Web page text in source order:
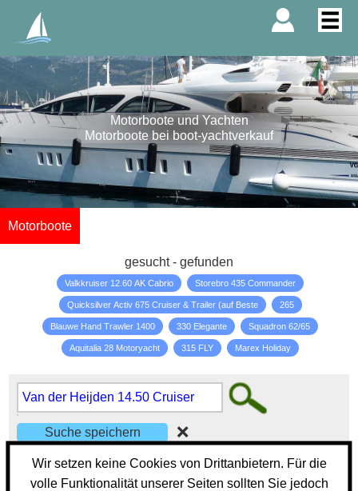
Motorboote und Yachten
Motorboote bei boot-yachtverkauf
Motorboote
gesucht - gefunden
Valkkruiser 12.60 AK Cabrio Storebro 435 Commander
Quicksilver Activ 675 Cruiser & Trailer (auf Beste 265
Blauwe Hand Trawler 1400 330 Elegante Squadron 62/65
Aquitalia 28 Motoryacht 315 FLY Marex Holiday
❌
1 Motorboote
Wir setzen keine Cookies von Drittanbietern. Für die
volle Funktionalität unserer Seiten sollten Sie jedoch